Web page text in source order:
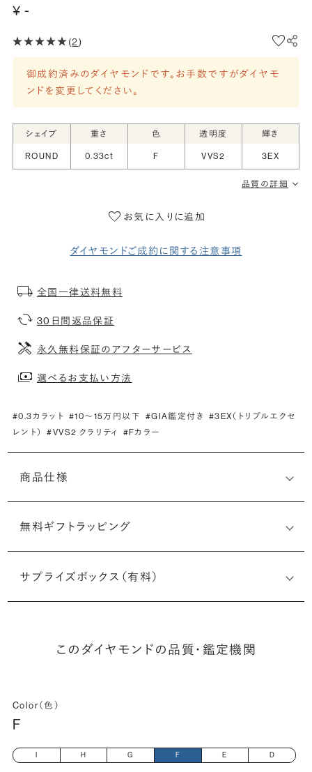
¥ -
(2)
御成約済みのダイヤモンドです。お手数ですがダイヤモ
ンドを変更してください。
シェイプ 重さ 色 透明度 輝き
ROUND 0.33ct F VVS2 3EX
品質の詳細
お気に入りに追加
ダイヤモンドご成約に関する注意事項
全国一律送料無料
30日間返品保証
永久無料保証のアフターサービス
選べるお支払い方法
#0.3カラット #10〜15万円以下 #GIA鑑定付き #3EX（トリプルエクセ
レント）
#VVS2 クラリティ #Fカラー
商品仕様
無料ギフトラッピング
サプライズボックス（有料）
このダイヤモンドの品質・鑑定機関
Color（色）
F
H G F E D